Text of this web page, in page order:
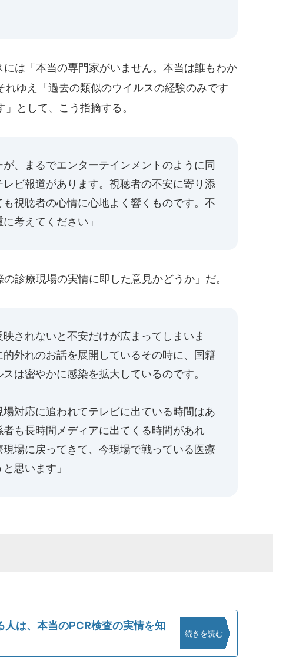
は「本当の専門家がいません。本当は誰もわか
ゆえ「過去の類似のウイルスの経験のみです
として、こう指摘する。
、まるでエンターテインメントのように同
ビ報道があります。視聴者の不安に寄り添
視聴者の心情に心地よく響くものです。不
考えてください」
診療現場の実情に即した意見かどうか」だ。
されないと不安だけが広まってしまいま
外れのお話を展開しているその時に、国籍
は密やかに感染を拡大しているのです。
対応に追われてテレビに出ている時間はあ
も長時間メディアに出てくる時間があれ
場に戻ってきて、今現場で戦っている医療
思います」
は、本当のPCR検査の実情を知
続きを読む